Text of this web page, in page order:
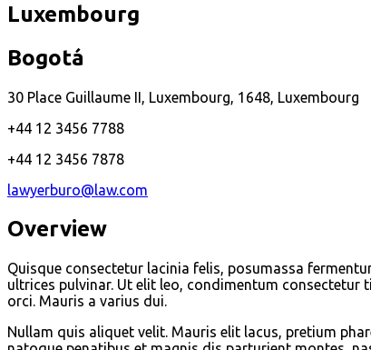
Luxembourg
Bogotá
30 Place Guillaume II, Luxembourg, 1648, Luxembourg
+44 12 3456 7788
+44 12 3456 7878
lawyerburo@law.com
Overview
Quisque consectetur lacinia felis, posumassa
ultrices pulvinar. Ut elit leo, condimentum consectetur
orci. Mauris a varius dui.
Nullam quis aliquet velit. Mauris elit lacus, pretium